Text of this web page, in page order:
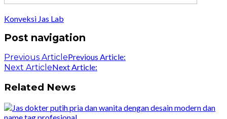
Konveksi Jas Lab
Post navigation
Previous ArticlePrevious Article:
Next ArticleNext Article:
Related News